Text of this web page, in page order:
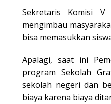
Sekretaris Komisi V
mengimbau
bisa memasukkan
Apalagi, saat ini
program Sekolah
sekolah negeri dan
biaya karena biaya